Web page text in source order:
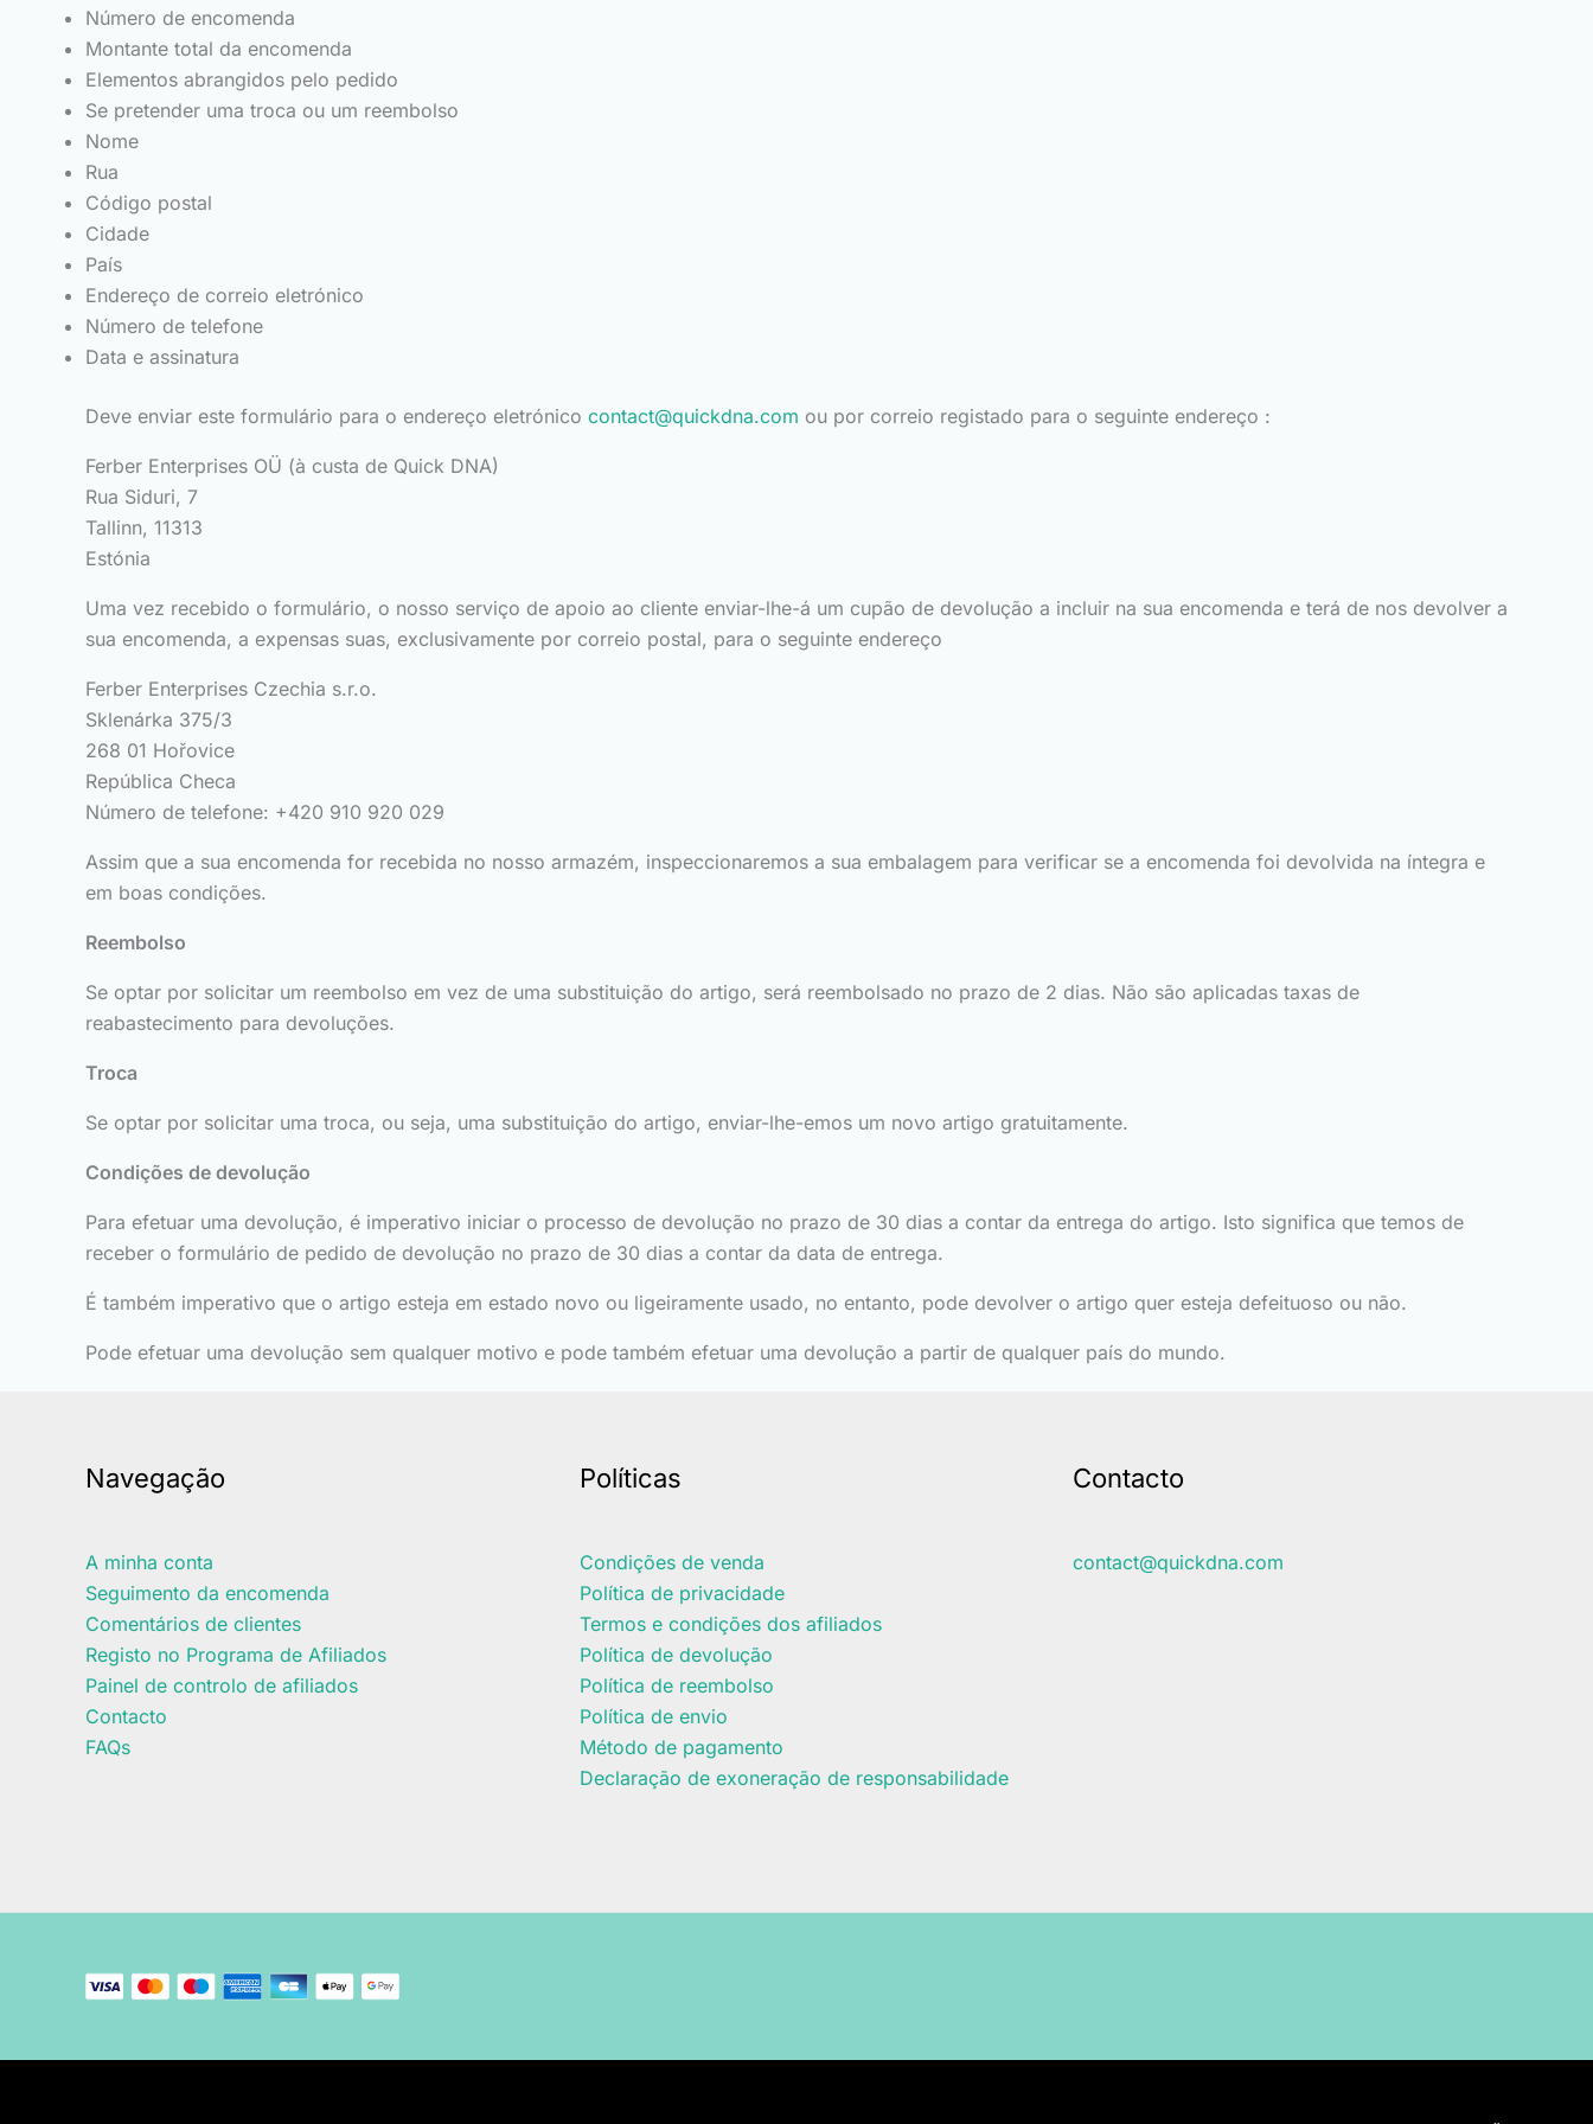
Número de encomenda
Montante total da encomenda
Elementos abrangidos pelo pedido
Se pretender uma troca ou um reembolso
Nome
Rua
Código postal
Cidade
País
Endereço de correio eletrónico
Número de telefone
Data e assinatura
Deve enviar este formulário para o endereço eletrónico contact@quickdna.com ou por correio registado para o seguinte endereço :
Ferber Enterprises OÜ (à custa de Quick DNA)
Rua Siduri, 7
Tallinn, 11313
Estónia
Uma vez recebido o formulário, o nosso serviço de apoio ao cliente enviar-lhe-á um cupão de devolução a incluir na sua encomenda e terá de nos devolver a
sua encomenda, a expensas suas, exclusivamente por correio postal, para o seguinte endereço
Ferber Enterprises Czechia s.r.o.
Sklenárka 375/3
268 01 Hořovice
República Checa
Número de telefone: +420 910 920 029
Assim que a sua encomenda for recebida no nosso armazém, inspeccionaremos a sua embalagem para verificar se a encomenda foi devolvida na íntegra e
em boas condições.
Reembolso
Se optar por solicitar um reembolso em vez de uma substituição do artigo, será reembolsado no prazo de 2 dias. Não são aplicadas taxas de
reabastecimento para devoluções.
Troca
Se optar por solicitar uma troca, ou seja, uma substituição do artigo, enviar-lhe-emos um novo artigo gratuitamente.
Condições de devolução
Para efetuar uma devolução, é imperativo iniciar o processo de devolução no prazo de 30 dias a contar da entrega do artigo. Isto significa que temos de
receber o formulário de pedido de devolução no prazo de 30 dias a contar da data de entrega.
É também imperativo que o artigo esteja em estado novo ou ligeiramente usado, no entanto, pode devolver o artigo quer esteja defeituoso ou não.
Pode efetuar uma devolução sem qualquer motivo e pode também efetuar uma devolução a partir de qualquer país do mundo.
Navegação
A minha conta
Seguimento da encomenda
Comentários de clientes
Registo no Programa de Afiliados
Painel de controlo de afiliados
Contacto
FAQs
Políticas
Condições de venda
Política de privacidade
Termos e condições dos afiliados
Política de devolução
Política de reembolso
Política de envio
Método de pagamento
Declaração de exoneração de responsabilidade
Contacto
contact@quickdna.com